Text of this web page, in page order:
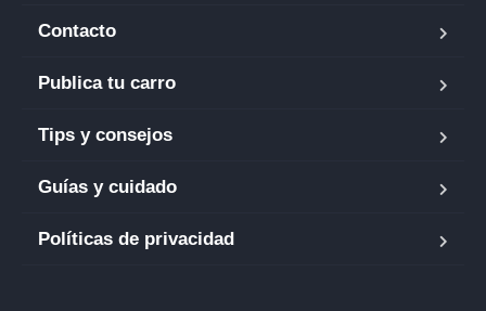
Contacto
Publica tu carro
Tips y consejos
Guías y cuidado
Políticas de privacidad